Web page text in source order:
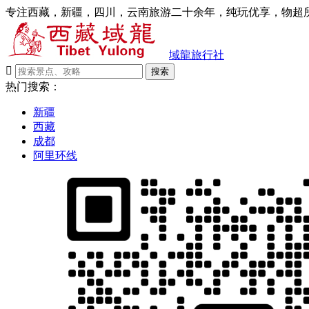
专注西藏，新疆，四川，云南旅游二十余年，纯玩优享，物超
域龍旅行社

搜索
热门搜索：
新疆
西藏
成都
阿里环线